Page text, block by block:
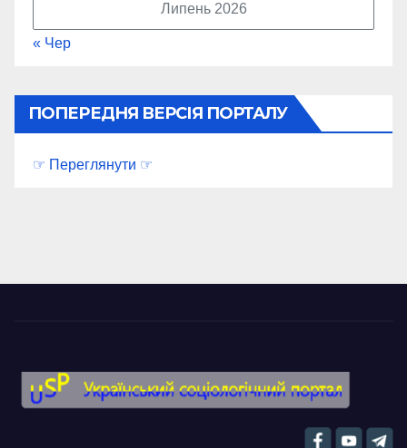
Липень 2026
« Чер
ПОПЕРЕДНЯ ВЕРСІЯ ПОРТАЛУ
☞ Переглянути ☞